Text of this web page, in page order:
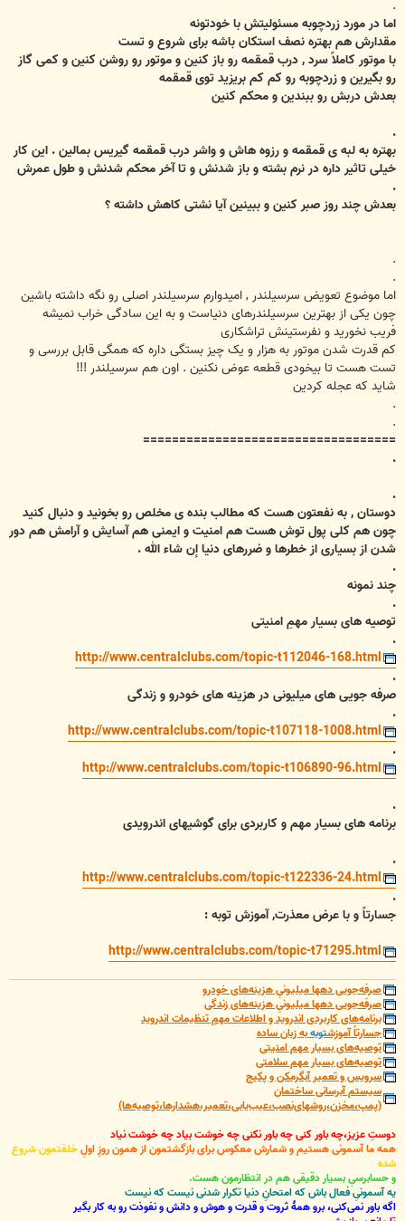
اما در مورد زردچوبه مسئولیتش با خودتونه
مقدارش هم بهتره نصف استکان باشه برای شروع و تست
با موتور کاملاً سرد , درب قمقمه رو باز کنین و موتور رو روشن کنین و کمی گاز
رو بگیرین و زردچوبه رو کم کم بریزید توی قمقمه
بعدش دربش رو ببندین و محکم کنین
بهتره به لبه ی قمقمه و رزوه هاش و واشر درب قمقمه گیریس بمالین . این کار
خیلی تاثیر داره در نرم بشته و باز شدنش و تا آخر محکم شدنش و طول عمرش
بعدش چند روز صبر کنین و ببینین آیا نشتی کاهش داشته ؟
اما موضوع تعویض سرسیلندر , امیدوارم سرسیلندر اصلی رو نگه داشته باشین
چون یکی از بهترین سرسیلندرهای دنیاست و به این سادگی خراب نمیشه
فریب نخورید و نفرستینش تراشکاری
کم قدرت شدن موتور به هزار و یک چیز بستگی داره که همگی قابل بررسی و
تست هست تا بیخودی قطعه عوض نکنین . اون هم سرسیلندر !!!
شاید که عجله کردین
===================================
دوستان , به نفعتون هست که مطالب بنده ی مخلص رو بخونید و دنبال کنید
چون هم کلی پول توش هست هم امنیت و ایمنی هم آسایش و آرامش هم دور
شدن از بسیاری از خطرها و ضررهای دنیا إن شاء الله .
چند نمونه
توصیه های بسیار مهمِ امنیتی
http://www.centralclubs.com/topic-t112046-168.html
صرفه جویی های میلیونی در هزینه های خودرو و زندگی
http://www.centralclubs.com/topic-t107118-1008.html
http://www.centralclubs.com/topic-t106890-96.html
برنامه های بسیار مهم و کاربردی برای گوشیهای اندرویدی
http://www.centralclubs.com/topic-t122336-24.html
جسارتاً و با عرض معذرت, آموزش توبه :
http://www.centralclubs.com/topic-t71295.html
صرفه‌جویی دهها میلیونیِ هزینه‌های خودرو
صرفه‌جویی دهها میلیونیِ هزینه‌های زندگی
برنامه‌های کاربردی اندروید و اطلاعات مهمِ تنظیمات اندروید
جسارتاً آموزشتوبهبه زبان ساده
توصیه‌های بسیار مهم امنیتی
توصیه‌های بسیار مهم سلامتی
سرویس و تعمیر آبگرمکن و پکیج
سیستم آبرسانی ساختمان
(پمپ،مخزن،روشهای‌نصب،عیب‌یابی،تعمیر،هشدارها،توصیه‌ها)
دوستِ عزیز،چه باور کنی چه باور نکنی چه خوشت بیاد چه خوشت نیاد
همه ما آسمونی هستیم و شمارش معکوس برای بازگشتمون از همون روزِ اولِخلقتمون شروع
شده
و حسابرسیِ بسیار دقیقی هم در انتظارمون هست.
یه آسمونیِ فعال باش که امتحانِ دنیا تکرار شدنی نیست که نیست
اگه باور نمی‌کنی، برو همۀ ثروت و قدرت و هوش و دانش و نفوذت رو به کار بگیر